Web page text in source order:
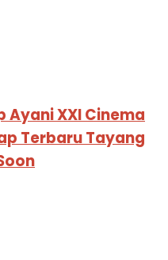
Ayani XXI Cinema
Terbaru Tayang